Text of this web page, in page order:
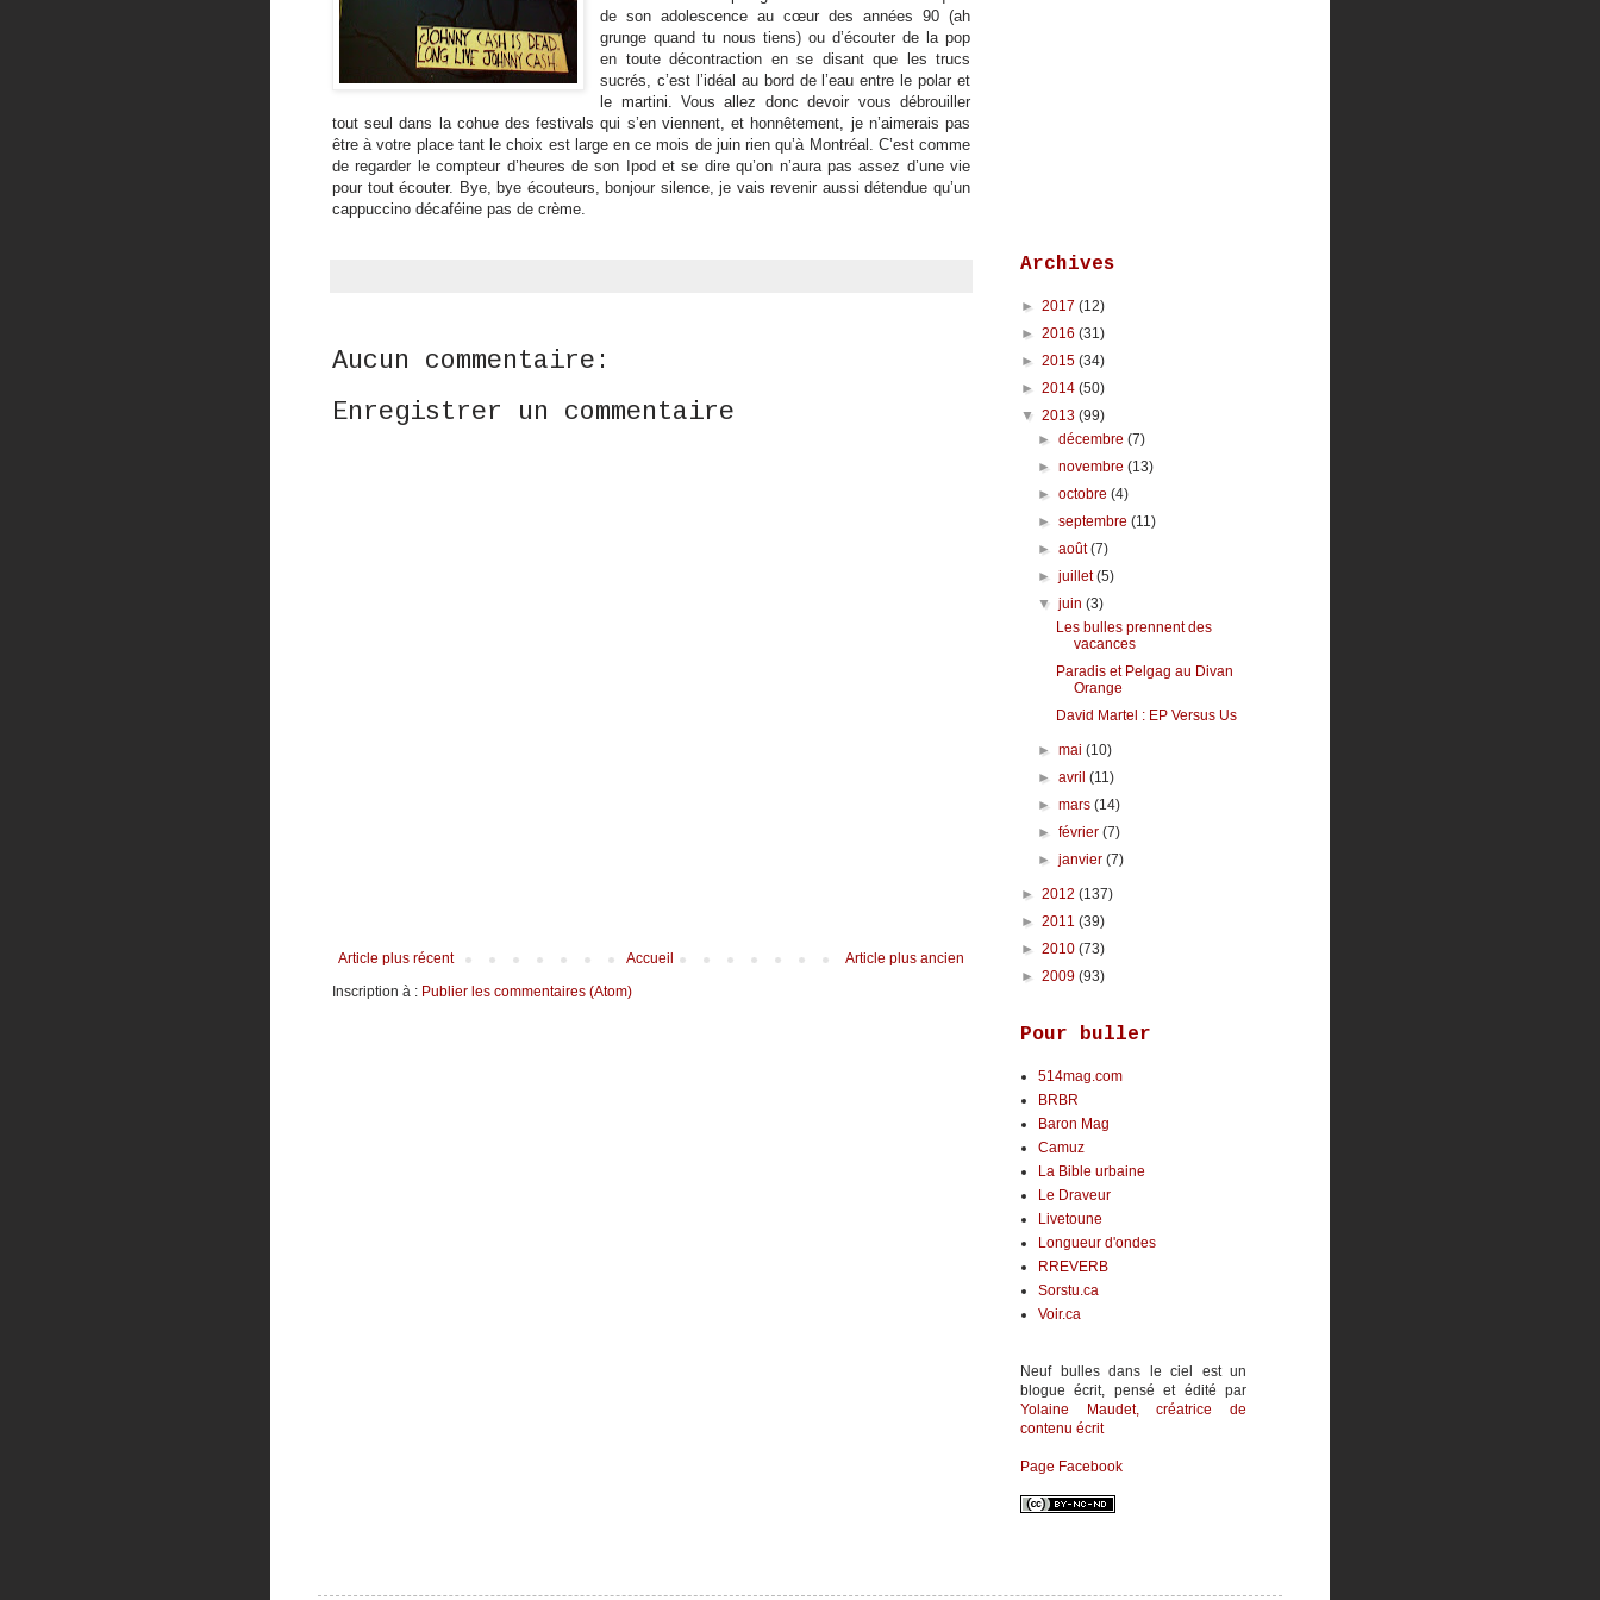
de son adolescence au cœur des années 90 (ah
grunge quand tu nous tiens) ou d’écouter de la pop
en toute décontraction en se disant que les trucs
sucrés, c’est l’idéal au bord de l’eau entre le polar et
le martini. Vous allez donc devoir vous débrouiller
tout seul dans la cohue des festivals qui s’en viennent, et honnêtement, je n’aimerais pas
être à votre place tant le choix est large en ce mois de juin rien qu’à Montréal. C’est comme
de regarder le compteur d’heures de son Ipod et se dire qu’on n’aura pas assez d’une vie
pour tout écouter. Bye, bye écouteurs, bonjour silence, je vais revenir aussi détendue qu’un
cappuccino décaféine pas de crème.
Aucun commentaire:
Enregistrer un commentaire
Article plus récent Article plus ancien
Accueil
Inscription à : Publier les commentaires (Atom)
Archives
► 2017 (12)
► 2016 (31)
► 2015 (34)
► 2014 (50)
▼ 2013 (99)
►décembre(7)
►novembre(13)
►octobre(4)
►septembre(11)
►août(7)
►juillet(5)
▼juin(3)
Les bulles prennent des
vacances
Paradis et Pelgag au Divan
Orange
David Martel : EP Versus Us
►mai(10)
►avril(11)
►mars(14)
►février(7)
►janvier(7)
► 2012 (137)
► 2011 (39)
► 2010 (73)
► 2009 (93)
Pour buller
514mag.com
BRBR
Baron Mag
Camuz
La Bible urbaine
Le Draveur
Livetoune
Longueur d'ondes
RREVERB
Sorstu.ca
Voir.ca
Neuf bulles dans le ciel est un
blogue écrit, pensé et édité par
Yolaine Maudet, créatrice de
contenu écrit
Page Facebook